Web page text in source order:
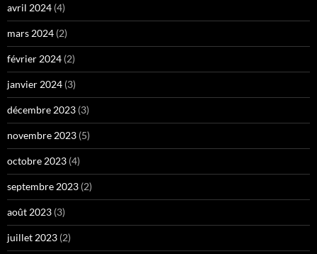
avril 2024 (4)
mars 2024 (2)
février 2024 (2)
janvier 2024 (3)
décembre 2023 (3)
novembre 2023 (5)
octobre 2023 (4)
septembre 2023 (2)
août 2023 (3)
juillet 2023 (2)